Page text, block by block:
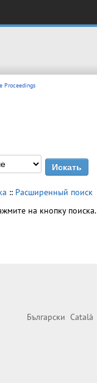
Proceedings
:: Расширенный поиск
на кнопку поиска.
Български Català